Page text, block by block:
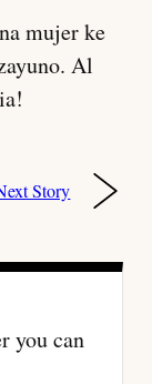
mujer ke
Al
Story
you can